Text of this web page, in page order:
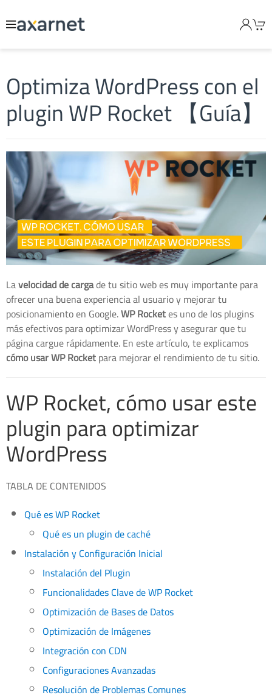
Optimiza WordPress con el
plugin WP Rocket 【Guía】
Lavelocidad de cargade tu sitio web es muy importante para
ofrecer una buena experiencia al usuario y mejorar tu
posicionamiento en Google.WP Rocketes uno de los plugins
más efectivos para optimizar WordPress y asegurar que tu
página cargue rápidamente. En este artículo, te explicamos
cómo usar WP Rocketpara mejorar el rendimiento de tu sitio.
WP Rocket, cómo usar este
plugin para optimizar
WordPress
TABLA DE CONTENIDOS
Qué es WP Rocket
Qué es un plugin de caché
Instalación y Configuración Inicial
Instalación del Plugin
Funcionalidades Clave de WP Rocket
Optimización de Bases de Datos
Optimización de Imágenes
Integración con CDN
Configuraciones Avanzadas
Resolución de Problemas Comunes